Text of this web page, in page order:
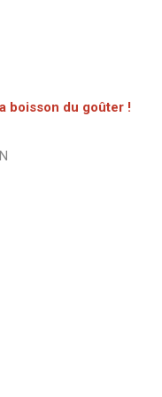
boisson du goûter !